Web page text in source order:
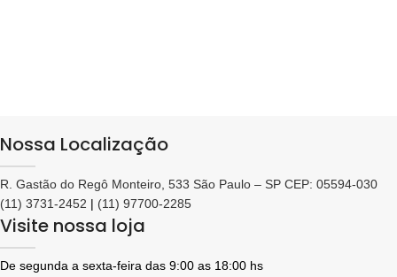
Nossa Localização
R. Gastão do Regô Monteiro, 533 São Paulo – SP CEP: 05594-030
(11) 3731-2452 | (11) 97700-2285
Visite nossa loja
De segunda a sexta-feira das 9:00 as 18:00 hs